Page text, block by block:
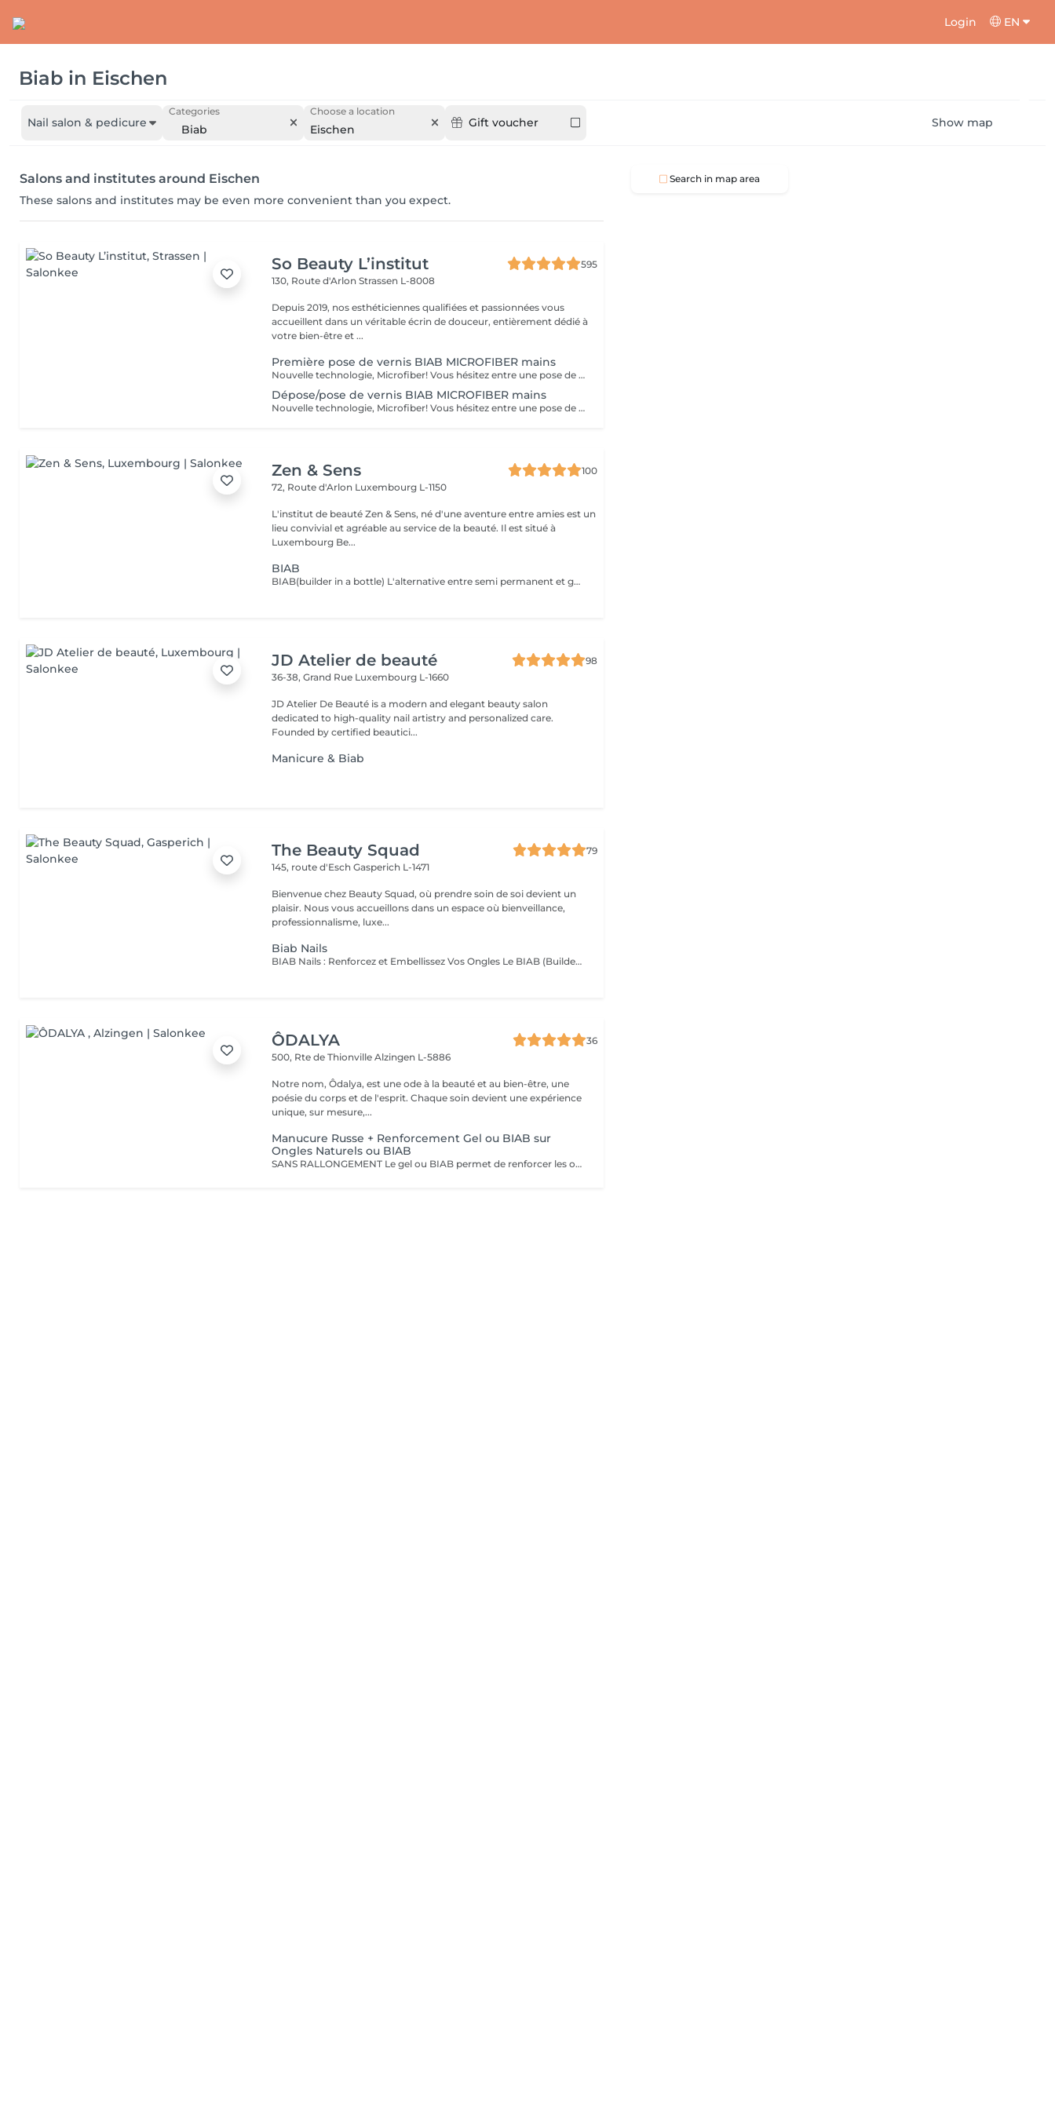
Login EN
Biab in Eischen
Nail salon & pedicure
Categories
Biab
Choose a location
Eischen Gift voucher Show map
Salons and institutes around Eischen
These salons and institutes may be even more convenient than you expect.
So Beauty L’institut
595
130, Route d'ArlonStrassen L-8008
Depuis 2019, nos esthéticiennes qualifiées et passionnées vous
accueillent dans un véritable écrin de douceur, entièrement dédié à
votre bien-être et ...
Première pose de vernis BIAB MICROFIBER mains
Nouvelle technologie, Microfiber! Vous hésitez entre une pose de vernis permanent et la manucure gel ? Vos ongles sont cassants, mous, rongés et fragilisés par les poses du gel ou du semi-permanent ? Vous ne parvenez pas à garder une jolie longueur ? Contrairement au gel semi-permanent, le BIAB est dépourvu d'actifs chimiques susceptibles d'abîmer les ongles et est certifié vegan et cruelty-free. Découvrez votre nouvelle manucure chouchou: Le BIAB. Un traitement sain et efficace pour renforcer vos ongles et leur offrir une nouvelle santé! Enrichi en fibres synthétiques pour la résistance et la flexibilité, en vitamine E et calcium pour les soigner, le BIAB vous apporte une très bonne adhérence même sur les ongles difficiles. Grâce à sa couche de base extra forte et durable, le BIAB vous apportera une tenue de 3 à 4 semaines.
Dépose/pose de vernis BIAB MICROFIBER mains
Nouvelle technologie, Microfiber! Vous hésitez entre une pose de vernis permanent et la manucure gel ? Vos ongles sont cassants, mous, rongés et fragilisés par les poses du gel ou du semi-permanent ? Vous ne parvenez pas à garder une jolie longueur ? Contrairement au gel semi-permanent, le BIAB est dépourvu d'actifs chimiques susceptibles d'abîmer les ongles et est certifié vegan et cruelty-free. Découvrez votre nouvelle manucure chouchou: Le BIAB. Un traitement sain et efficace pour renforcer vos ongles et leur offrir une nouvelle santé! Enrichi en fibres synthétiques pour la résistance et la flexibilité, en vitamine E et calcium pour les soigner, le BIAB vous apporte une très bonne adhérence même sur les ongles difficiles. Grâce à sa couche de base extra forte et durable, le BIAB vous apportera une tenue de 3 à 4 semaines.
Zen & Sens
100
72, Route d'Arlon Luxembourg L-1150
L'institut de beauté Zen & Sens, né d'une aventure entre amies est un
lieu convivial et agréable au service de la beauté. Il est situé à
Luxembourg Be...
BIAB
BIAB(builder in a bottle) L'alternative entre semi permanent et gel, le tout dans une formule vegan et sans actifs chimiques agressifs. Il combine les avantages du semi-permanent par sa rapidité et ceux du gel par sa solidité. Grace a lui l'ongle est uniforme,il peut etre rallongé et fortifié.
JD Atelier de beauté
98
36-38, Grand Rue Luxembourg L-1660
JD Atelier De Beauté is a modern and elegant beauty salon
dedicated to high-quality nail artistry and personalized care.
Founded by certified beautici...
Manicure & Biab
The Beauty Squad
79
145, route d'EschGasperich L-1471
Bienvenue chez Beauty Squad, où prendre soin de soi devient un
plaisir. Nous vous accueillons dans un espace où bienveillance,
professionnalisme, luxe...
Biab Nails
BIAB Nails : Renforcez et Embellissez Vos Ongles Le BIAB (Builder In A Bottle) est une base semi-permanente innovante qui renforce vos ongles naturels tout en leur apportant une finition lisse et élégante. Idéal pour les ongles fragiles ou en quête de longueur, il offre une tenue longue durée sans abîmer la plaque de l'ongle. La manucure russe et le massage des mains sont automatiquement inclus dans la prestation. Nous mettons un point d'honneur à vous offrir un environnement aux conditions d'hygiène strictes : matériel désinfecté, stérilisé, à usage unique. La base teintée, pour un résultat propre et naturelle. La couleur simple, pour un résultat élégant. Vous pouvez également vous laisser tenter par une french, de la déco' ou même laisser carte blanche à votre esthéticienne, pour plus d'exclusivité !. Tester c'est l'adopter !
ÔDALYA
36
500, Rte de ThionvilleAlzingen L-5886
Notre nom, Ôdalya, est une ode à la beauté et au bien-être, une
poésie du corps et de l'esprit. Chaque soin devient une expérience
unique, sur mesure,...
Manucure Russe + Renforcement Gel ou BIAB sur
Ongles Naturels ou BIAB
SANS RALLONGEMENT Le gel ou BIAB permet de renforcer les ongles naturels pour une tenue jusqu'à 4 semaines. Après diagnostic, nous vous conseillons sur le choix de la technique en fonction de la nature de vos ongles. Tout notre matériel est à usage unique et/ou stérilisé pour garantir une hygiène irréprochable durant votre prestation.
Search in map area